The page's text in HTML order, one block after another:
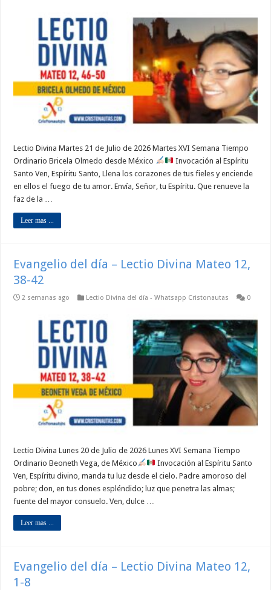
Lectio Divina Martes 21 de Julio de 2026 Martes XVI Semana Tiempo
Ordinario Bricela Olmedo desde México
Invocación al Espíritu
Santo Ven, Espíritu Santo, Llena los corazones de tus fieles y enciende
en ellos el fuego de tu amor. Envía, Señor, tu Espíritu. Que renueve la
faz de la …
Leer mas ...
Evangelio del día – Lectio Divina Mateo 12,
38-42
2 semanas ago Lectio Divina del día - Whatsapp Cristonautas 0
Lectio Divina Lunes 20 de Julio de 2026 Lunes XVI Semana Tiempo
Ordinario Beoneth Vega, de México
Invocación al Espíritu Santo
Ven, Espíritu divino, manda tu luz desde el cielo. Padre amoroso del
pobre; don, en tus dones espléndido; luz que penetra las almas;
fuente del mayor consuelo. Ven, dulce …
Leer mas ...
Evangelio del día – Lectio Divina Mateo 12,
1-8